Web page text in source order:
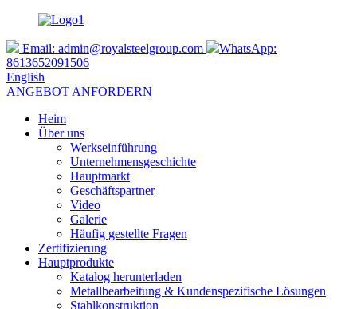
Email: admin@royalsteelgroup.com
WhatsApp:
8613652091506
English
ANGEBOT ANFORDERN
Heim
Über uns
Werkseinführung
Unternehmensgeschichte
Hauptmarkt
Geschäftspartner
Video
Galerie
Häufig gestellte Fragen
Zertifizierung
Hauptprodukte
Katalog herunterladen
Metallbearbeitung & Kundenspezifische Lösungen
Stahlkonstruktion